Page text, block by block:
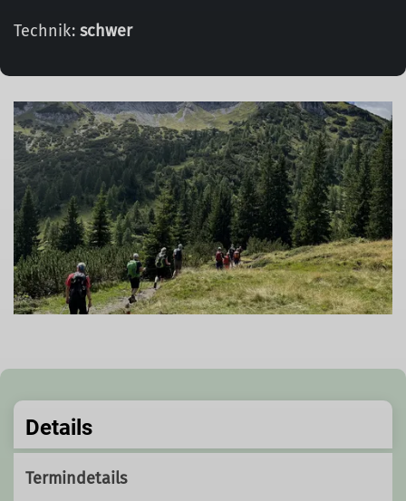
Technik: schwer
Details
Termindetails